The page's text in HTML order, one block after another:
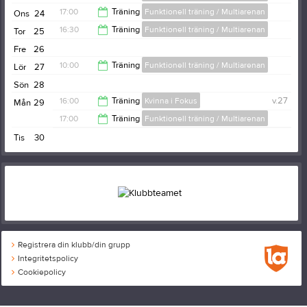
17:00
18:00
24
Ons 17:00 Träning Funktionell träning / Multiarenan
25
Tor 16:30 Träning Funktionell träning / Multiarenan
17:30
26
Fre
27
Lör 10:00 Träning Funktionell träning / Multiarenan
11:00
28
Sön
29
Mån v.27
16:00 Träning Kvinna i Fokus
17:00 Träning Funktionell träning / Multiarenan
18:00
30
Tis
Registrera din klubb/din grupp
Integritetspolicy
Cookiepolicy